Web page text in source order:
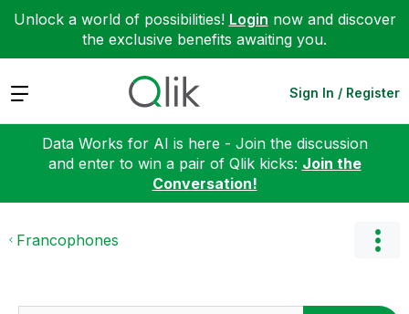
Unlock a world of possibilities! Login now and discover
the exclusive benefits awaiting you.
Expand Sign In / Register
Data Works for AI is here - Join the discussion
and enter to win a pair of Qlik kicks: Join the
Conversation!
Francophones